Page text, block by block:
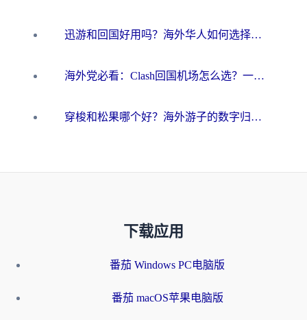
迅游和回国好用吗？海外华人如何选择靠谱的回国加速器
海外党必看：Clash回国机场怎么选？一篇搞定无缝访问国内资源的全攻略
穿梭和松果哪个好？海外游子的数字归乡路，到底该怎么选
下载应用
番茄 Windows PC电脑版
番茄 macOS苹果电脑版